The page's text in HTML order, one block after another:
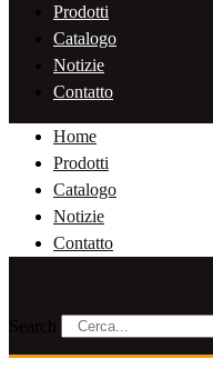
Prodotti
Catalogo
Notizie
Contatto
Home
Prodotti
Catalogo
Notizie
Contatto